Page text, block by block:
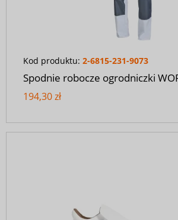
Kod produktu: 2-6815-231-9073
Spodnie robocze ogrodniczki
194,30 zł